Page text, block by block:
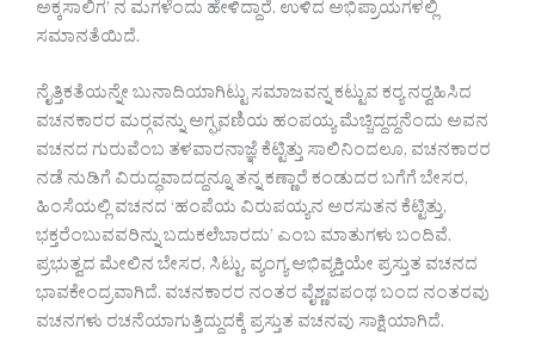
ಅಕ್ಕಸಾಲಿಗ’ ನ ಮಗಳೆಂದು ಹೇಳಿದ್ದಾರೆ. ಉಳಿದ ಅಭಿಪ್ರಾಯಗಳಲ್ಲಿ
ಸಮಾನತೆಯಿದೆ.
ನೈತ್ತಿಕತೆಯನ್ನೇ ಬುನಾದಿಯಾಗಿಟ್ಟು ಸಮಾಜವನ್ನ ಕಟ್ಟುವ ಕರ‍್ಯ ನರ‍್ವಹಿಸಿದ
ವಚನಕಾರರ ಮರ‍್ಗವನ್ನು ಅಗ್ಘವಣಿಯ ಹಂಪಯ್ಯ ಮೆಚ್ಚಿದ್ದದ್ದನೆಂದು ಅವನ
ವಚನದ ಗುರುವೆಂಬ ತಳವಾರನಾಜ್ಞೆ ಕೆಟ್ಟಿತ್ತು ಸಾಲಿನಿಂದಲೂ, ವಚನಕಾರರ
ನಡೆ ನುಡಿಗೆ ವಿರುದ್ಧವಾದದ್ದನ್ನೂ ತನ್ನ ಕಣ್ಣಾರೆ ಕಂಡುದರ ಬಗೆಗೆ ಬೇಸರ,
ಹಿಂಸೆಯಲ್ಲಿ ವಚನದ ‘ಹಂಪೆಯ ವಿರುಪಯ್ಯನ ಅರಸುತನ ಕೆಟ್ಟಿತ್ತು,
ಭಕ್ತರೆಂಬುವವರಿನ್ನು ಬದುಕಲೆಬಾರದು’ ಎಂಬ ಮಾತುಗಳು ಬಂದಿವೆ.
ಪ್ರಭುತ್ವದ ಮೇಲಿನ ಬೇಸರ, ಸಿಟ್ಟು, ವ್ಯಂಗ್ಯ ಅಭಿವ್ಯಕ್ತಿಯೇ ಪ್ರಸ್ತುತ ವಚನದ
ಭಾವಕೇಂದ್ರವಾಗಿದೆ. ವಚನಕಾರರ ನಂತರ ವೈಶ್ಣವಪಂಥ ಬಂದ ನಂತರವು
ವಚನಗಳು ರಚನೆಯಾಗುತ್ತಿದ್ದುದಕ್ಕೆ ಪ್ರಸ್ತುತ ವಚನವು ಸಾಕ್ಷಿಯಾಗಿದೆ.